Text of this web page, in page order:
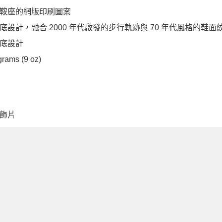
座的網版印刷圖案
設計，融合 2000 年代啟發的步行軌跡與 70 年代風格的鞋面
設計
(9 oz)
片